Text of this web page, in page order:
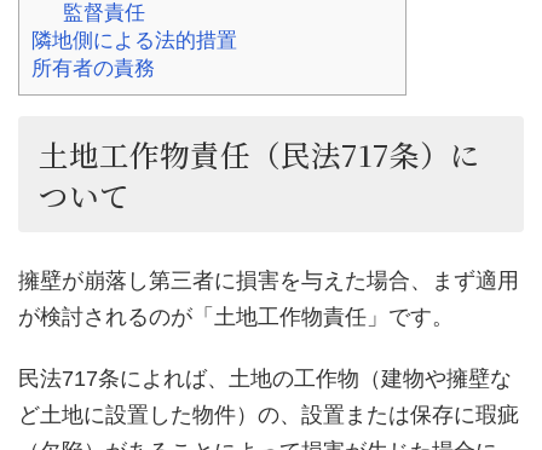
監督責任
隣地側による法的措置
所有者の責務
土地工作物責任（民法717条）に
ついて
擁壁が崩落し第三者に損害を与えた場合、まず適用
が検討されるのが「土地工作物責任」です。
民法717条によれば、土地の工作物（建物や擁壁な
ど土地に設置した物件）の、設置または保存に瑕疵